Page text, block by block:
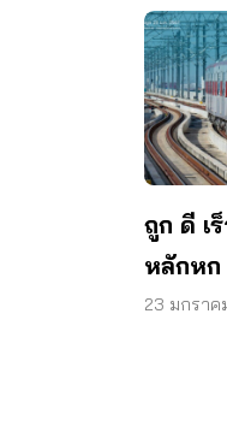
ถูก ดี เ
หลักหก
ขนคนใ
23 มกราค